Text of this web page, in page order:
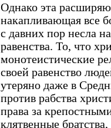
Однако эта
накапливающая все
с давних пор несла
равенства. То, что
монотеистические
своей равенство
утеряно даже в
против рабства
права за
клятвенные